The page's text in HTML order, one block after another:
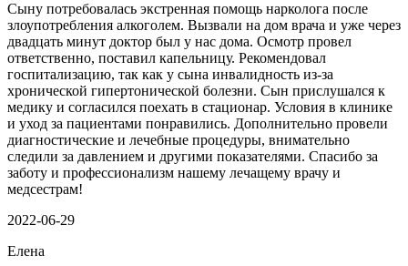
Сыну потребовалась экстренная помощь нарколога после
злоупотребления алкоголем. Вызвали на дом врача и уже через
двадцать минут доктор был у нас дома. Осмотр провел
ответственно, поставил капельницу. Рекомендовал
госпитализацию, так как у сына инвалидность из-за
хронической гипертонической болезни. Сын прислушался к
медику и согласился поехать в стационар. Условия в клинике
и уход за пациентами понравились. Дополнительно провели
диагностические и лечебные процедуры, внимательно
следили за давлением и другими показателями. Спасибо за
заботу и профессионализм нашему лечащему врачу и
медсестрам!
2022-06-29
Елена